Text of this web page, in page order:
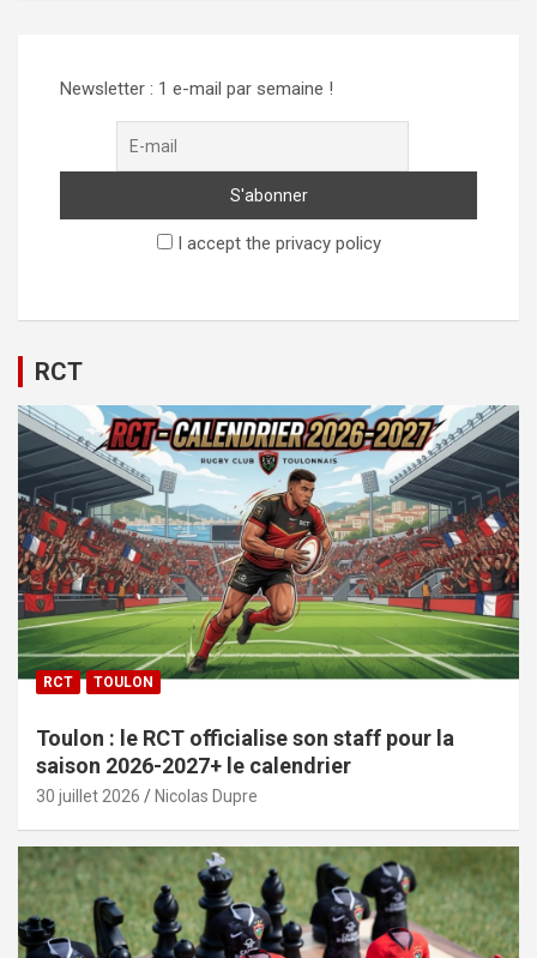
Newsletter : 1 e-mail par semaine !
I accept the privacy policy
RCT
RCT TOULON
Toulon : le RCT officialise son staff pour la
saison 2026-2027+ le calendrier
30 juillet 2026 Nicolas Dupre